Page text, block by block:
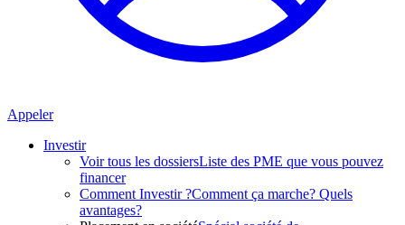
Appeler
Investir
Voir tous les dossiersListe des PME que vous pouvez
financer
Comment Investir ?Comment ça marche? Quels
avantages?